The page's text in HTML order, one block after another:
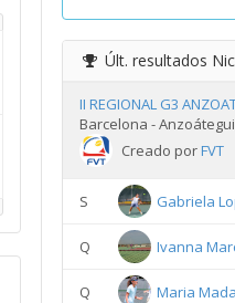
Últ. resultados
II REGIONAL G3
Barcelona -
Creado porFVT
S Gabriela
Q Ivanna
Q Maria